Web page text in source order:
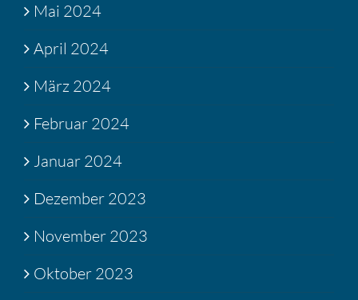
Mai 2024
April 2024
März 2024
Februar 2024
Januar 2024
Dezember 2023
November 2023
Oktober 2023